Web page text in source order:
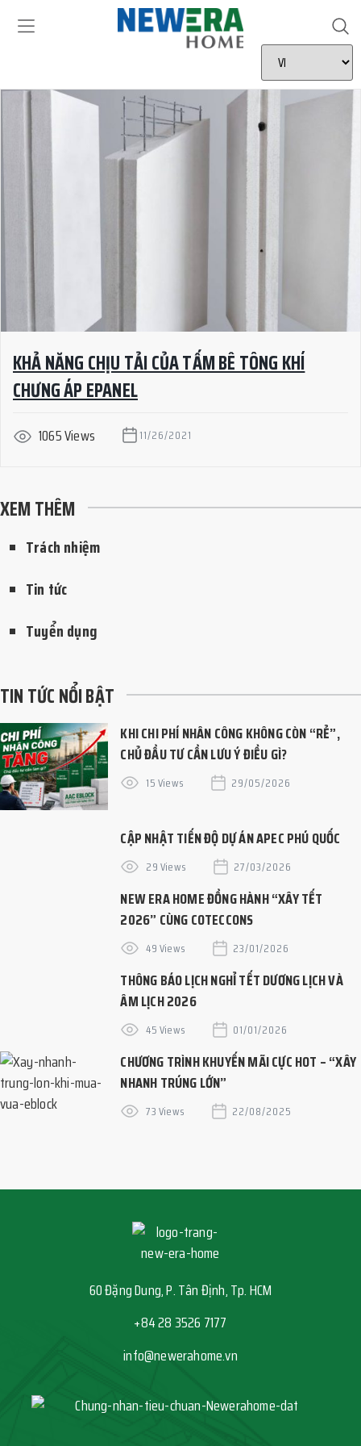
KHẢ NĂNG CHỊU TẢI CỦA TẤM BÊ TÔNG KHÍ
CHƯNG ÁP EPANEL
1065 Views 11/26/2021
XEM THÊM
Trách nhiệm
Tin tức
Tuyển dụng
TIN TỨC NỔI BẬT
KHI CHI PHÍ NHÂN CÔNG KHÔNG CÒN “RẺ”,
CHỦ ĐẦU TƯ CẦN LƯU Ý ĐIỀU GÌ?
15 Views 29/05/2026
CẬP NHẬT TIẾN ĐỘ DỰ ÁN APEC PHÚ QUỐC
29 Views 27/03/2026
NEW ERA HOME ĐỒNG HÀNH “XÂY TẾT
2026” CÙNG COTECCONS
49 Views 23/01/2026
THÔNG BÁO LỊCH NGHỈ TẾT DƯƠNG LỊCH VÀ
ÂM LỊCH 2026
45 Views 01/01/2026
CHƯƠNG TRÌNH KHUYẾN MÃI CỰC HOT – “XÂY
NHANH TRÚNG LỚN”
73 Views 22/08/2025
60 Đặng Dung, P. Tân Định, Tp. HCM
+84 28 3526 7177
info@newerahome.vn